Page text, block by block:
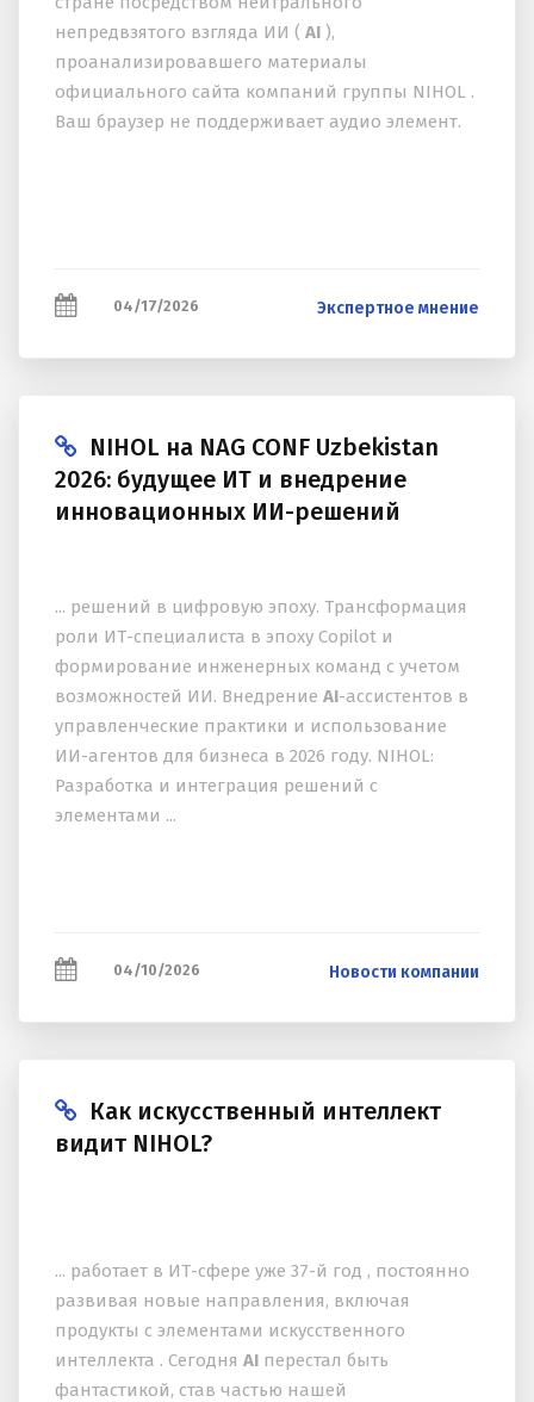
непредвзятого взгляда ИИ ( AI ),
проанализировавшего материалы
официального сайта компаний группы NIHOL .
Ваш браузер не поддерживает аудио элемент.
04/17/2026 Экспертное мнение
NIHOL на NAG CONF Uzbekistan
2026: будущее ИТ и внедрение
инновационных ИИ-решений
... решений в цифровую эпоху. Трансформация
роли ИТ-специалиста в эпоху Copilot и
формирование инженерных команд с учетом
возможностей ИИ. Внедрение AI-ассистентов в
управленческие практики и использование
ИИ-агентов для бизнеса в 2026 году. NIHOL:
Разработка и интеграция решений с
элементами ...
04/10/2026 Новости компании
Как искусственный интеллект
видит NIHOL?
... работает в ИТ-сфере уже 37-й год , постоянно
развивая новые направления, включая
продукты с элементами искусственного
интеллекта . Сегодня AI перестал быть
фантастикой, став частью нашей